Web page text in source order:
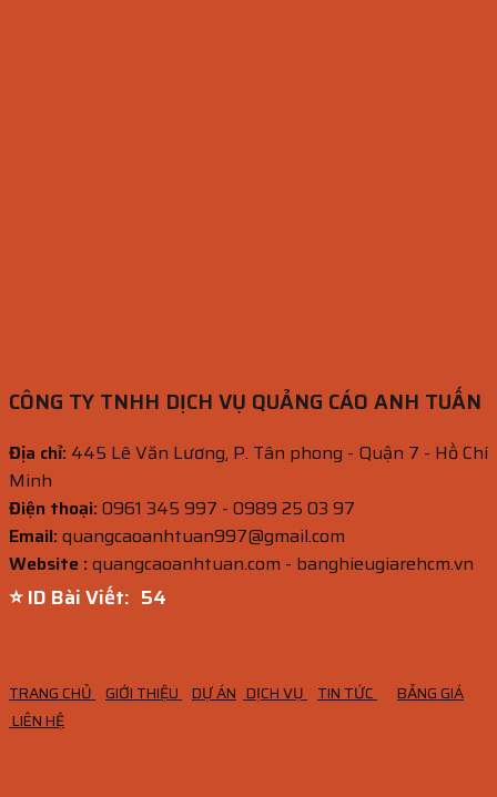
CÔNG TY TNHH DỊCH VỤ QUẢNG CÁO ANH TUẤN
Địa chỉ: 445 Lê Văn Lương, P. Tân phong - Quận 7 - Hồ Chí
Minh
Điện thoại:0961 345 997 - 0989 25 03 97
Email:quangcaoanhtuan997@gmail.com
Website :quangcaoanhtuan.com - banghieugiarehcm.vn
⭐ ID Bài Viết: 53
TRANG CHỦ GIỚI THIỆU DỰ ÁN DỊCH VỤ TIN TỨC
BẢNG GIÁ
LIÊN HỆ